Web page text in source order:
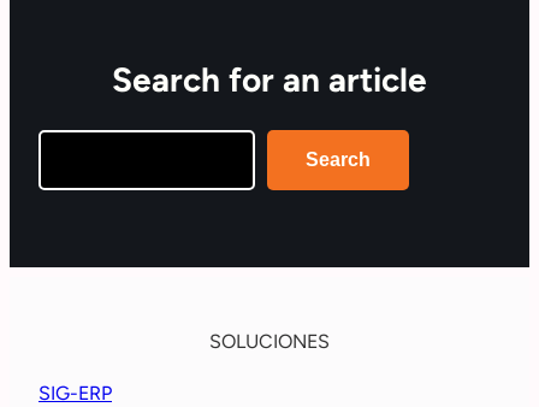
Search for an article
Search
SOLUCIONES
SIG-ERP